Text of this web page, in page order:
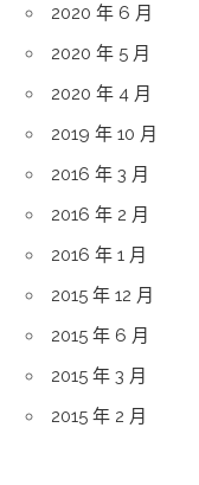
2020 年 6 月
2020 年 5 月
2020 年 4 月
2019 年 10 月
2016 年 3 月
2016 年 2 月
2016 年 1 月
2015 年 12 月
2015 年 6 月
2015 年 3 月
2015 年 2 月